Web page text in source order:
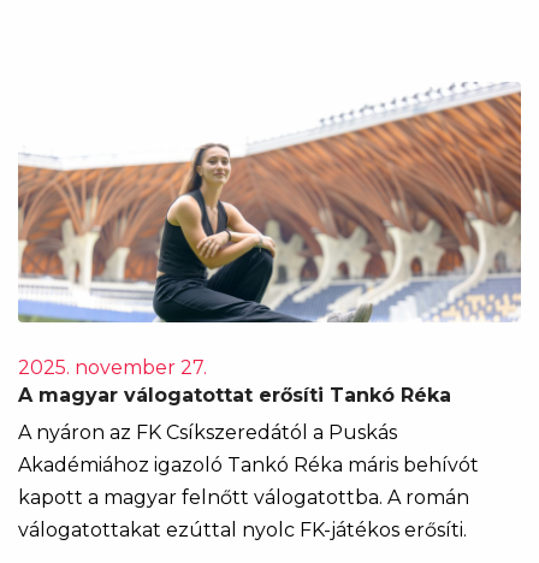
2025. november 27.
A magyar válogatottat erősíti Tankó Réka
A nyáron az FK Csíkszeredától a Puskás
Akadémiához igazoló Tankó Réka máris behívót
kapott a magyar felnőtt válogatottba. A román
válogatottakat ezúttal nyolc FK-játékos erősíti.